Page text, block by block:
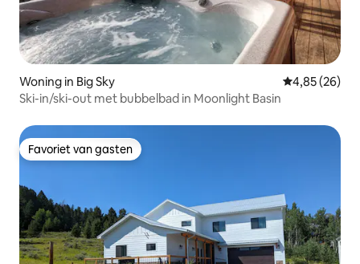
Woning in Big Sky Gemiddelde
4,85 (26)
Ski-in/ski-out met bubbelbad in Moonlight Basin
Favoriet van gasten
Favoriet van gasten